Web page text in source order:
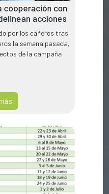
cooperación con
acciones
por los cañeros tras
la semana pasada,
de la campaña